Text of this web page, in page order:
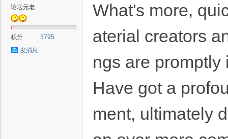
论坛元老
积分
3795
发消息
What's more,
aterial creators
ngs are
Have got a
ment, ultimately